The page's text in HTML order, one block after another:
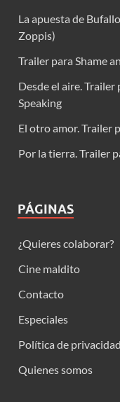
La apuesta de
Zoppis)
Trailer para Shame
Desde el aire.
Speaking
El otro amor. Trailer
Por la tierra. Trailer
PÁGINAS
¿Quieres colaborar?
Cine maldito
Contacto
Especiales
Política de privacidad
Quienes somos